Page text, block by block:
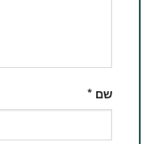
שם *